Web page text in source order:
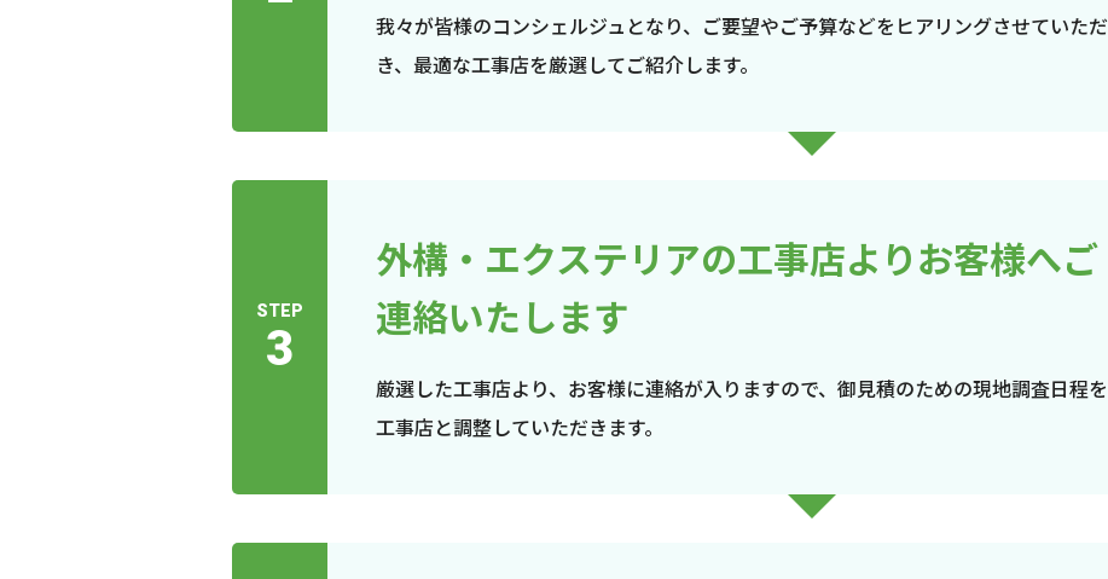
我々が皆様のコンシェルジュとなり、ご要望やご予算などをヒアリングさせていただ
き、最適な工事店を厳選してご紹介します。
STEP
3
外構・エクステリアの工事店よりお客様へご
連絡いたします
厳選した工事店より、お客様に連絡が入りますので、御見積のための現地調査日程を
工事店と調整していただきます。